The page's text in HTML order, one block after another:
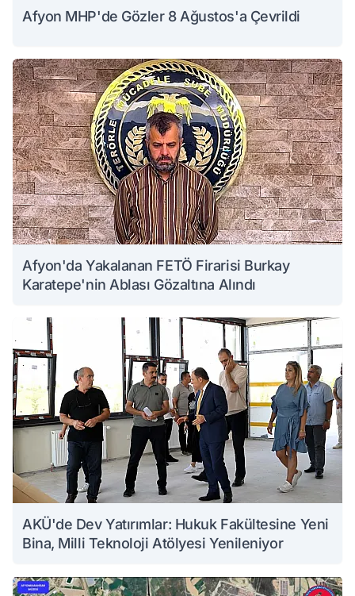
Afyon MHP'de Gözler 8 Ağustos'a Çevrildi
Afyon'da Yakalanan FETÖ Firarisi Burkay
Karatepe'nin Ablası Gözaltına Alındı
AKÜ'de Dev Yatırımlar: Hukuk Fakültesine Yeni
Bina, Milli Teknoloji Atölyesi Yenileniyor